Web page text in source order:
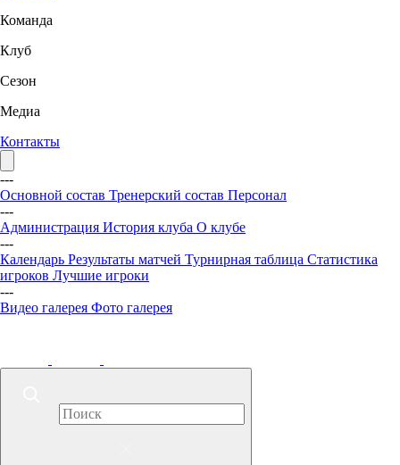
Команда
Клуб
Сезон
Медиа
Контакты
---
Основной состав Тренерский состав Персонал
---
Администрация История клуба О клубе
---
Календарь Результаты матчей Турнирная таблица Статистика
игроков Лучшие игроки
---
Видео галерея Фото галерея